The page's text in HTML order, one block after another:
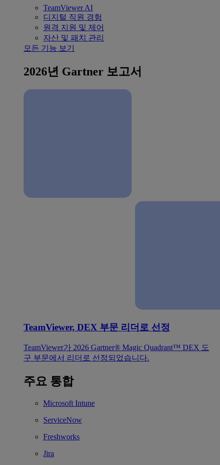
TeamViewer AI
디지털 직원 경험
원격 지원 및 제어
자산 및 패치 관리
모든 기능 보기
2026년 Gartner 보고서
TeamViewer, DEX 부문 리더로 선정
TeamViewer가 2026 Gartner® Magic Quadrant™ DEX 도
구 부문에서 리더로 선정되었습니다.
주요 통합
Microsoft Intune
ServiceNow
Freshworks
Jira